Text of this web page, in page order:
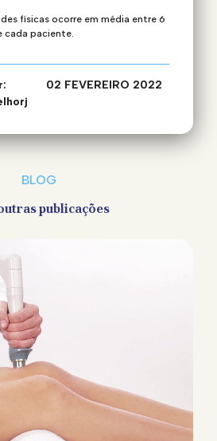
físicas ocorre em média entre 6
cada paciente.
02 FEVEREIRO 2022
BLOG
publicações